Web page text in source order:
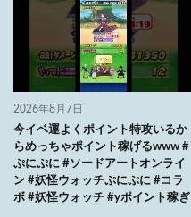
2026年8月7日
今イベ運よくポイント特攻いるか
らめっちゃポイント稼げるwww #
ぷにぷに #ソードアートオンライ
ン #妖怪ウォッチぷにぷに #コラ
ボ #妖怪ウォッチ #yポイント稼ぎ